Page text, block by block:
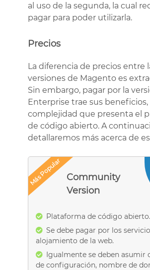
al uso de la segunda, la cual
pagar para poder utilizarla.
Precios
La diferencia de precios entre
versiones de Magento es
Sin embargo, pagar por la
Enterprise trae sus beneficios,
complejidad que presenta el
de código abierto. A
detallaremos más acerca de
Más Popular Community
Version
Plataforma de código abierto.
Se debe pagar por los
alojamiento de la web.
Igualmente se deben asumir
de configuración, nombre de